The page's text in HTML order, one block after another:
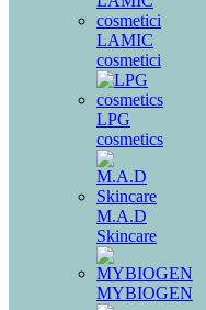
LAMIC
cosmetici
LPG
cosmetics
M.A.D
Skincare
MYBIOGEN